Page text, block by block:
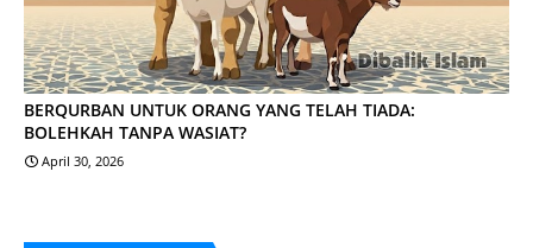
BERQURBAN UNTUK ORANG YANG TELAH TIADA:
BOLEHKAH TANPA WASIAT?
April 30, 2026